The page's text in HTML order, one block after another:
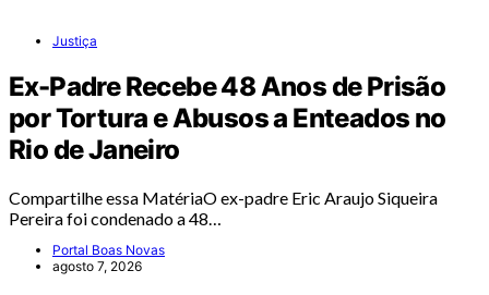
Justiça
Ex-Padre Recebe 48 Anos de Prisão
por Tortura e Abusos a Enteados no
Rio de Janeiro
Compartilhe essa MatériaO ex-padre Eric Araujo Siqueira
Pereira foi condenado a 48…
Portal Boas Novas
agosto 7, 2026